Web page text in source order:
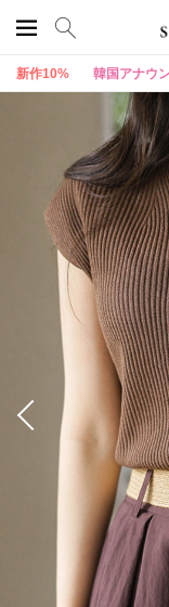
新作10% 韓国アナウ